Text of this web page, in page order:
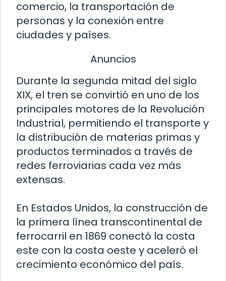
comercio, la transportación de
personas y la conexión entre
ciudades y países.
Anuncios
Durante la segunda mitad del siglo
XIX, el tren se convirtió en uno de los
principales motores de la Revolución
Industrial, permitiendo el transporte y
la distribución de materias primas y
productos terminados a través de
redes ferroviarias cada vez más
extensas.
En Estados Unidos, la construcción de
la primera línea transcontinental de
ferrocarril en 1869 conectó la costa
este con la costa oeste y aceleró el
crecimiento económico del país.